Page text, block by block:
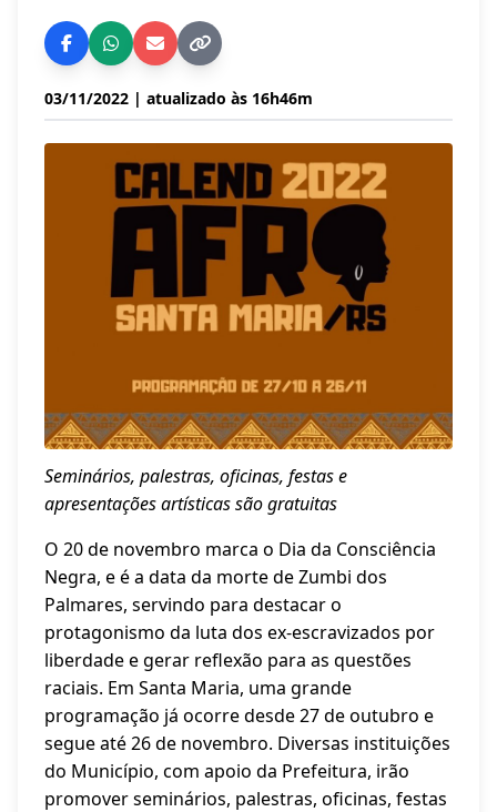
03/11/2022 | atualizado às 16h46m
Seminários, palestras, oficinas, festas e
apresentações artísticas são gratuitas
O 20 de novembro marca o Dia da Consciência
Negra, e é a data da morte de Zumbi dos
Palmares, servindo para destacar o
protagonismo da luta dos ex-escravizados por
liberdade e gerar reflexão para as questões
raciais. Em Santa Maria, uma grande
programação já ocorre desde 27 de outubro e
segue até 26 de novembro. Diversas instituições
do Município, com apoio da Prefeitura, irão
promover seminários, palestras, oficinas, festas